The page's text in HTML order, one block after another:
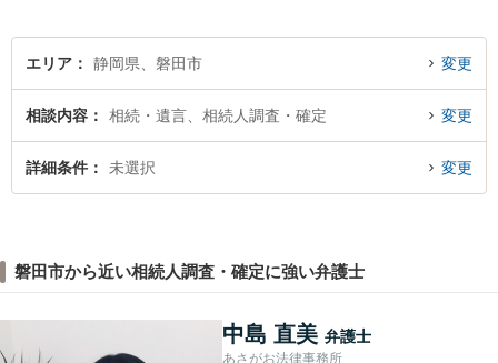
エリア 静岡県、磐田市 変更
相談内容 相続・遺言、相続人調査・確定 変更
詳細条件 未選択 変更
磐田市から近い相続人調査・確定に強い弁護士
中島 直美 弁護士
あさがお法律事務所